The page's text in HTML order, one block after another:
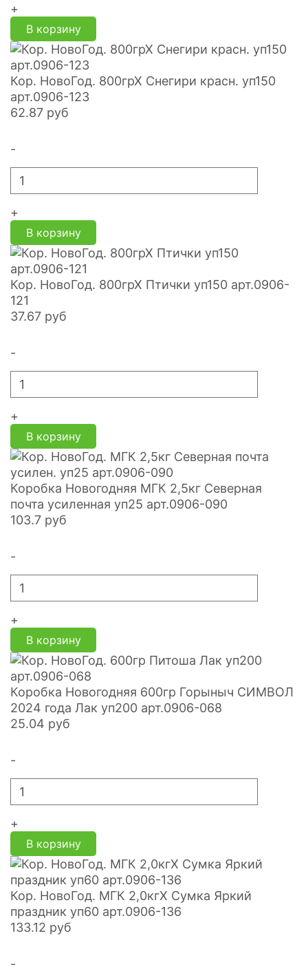
+
В корзину
Кор. НовоГод. 800грХ Снегири красн. уп150
арт.0906-123
62.87 руб
-
+
В корзину
Кор. НовоГод. 800грХ Птички уп150 арт.0906-
121
37.67 руб
-
+
В корзину
Коробка Новогодняя МГК 2,5кг Северная
почта усиленная уп25 арт.0906-090
103.7 руб
-
+
В корзину
Коробка Новогодняя 600гр Горыныч СИМВОЛ
2024 года Лак уп200 арт.0906-068
25.04 руб
-
+
В корзину
Кор. НовоГод. МГК 2,0кгХ Сумка Яркий
праздник уп60 арт.0906-136
133.12 руб
-